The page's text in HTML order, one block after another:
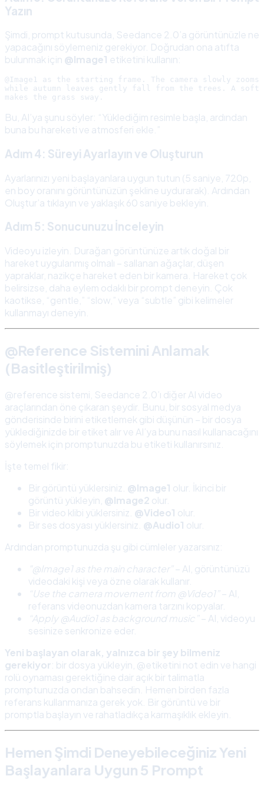
Yazın
Şimdi, prompt kutusunda, Seedance 2.0’a görüntünüzle ne
yapacağını söylemeniz gerekiyor. Doğrudan ona atıfta
bulunmak için @Image1 etiketini kullanın:
@Image1 as the starting frame. The camera slowly
while autumn leaves gently fall from the trees. A soft
Bu, AI’ya şunu söyler: “Yüklediğim resimle başla, ardından
buna bu hareketi ve atmosferi ekle.”
Adım 4: Süreyi Ayarlayın ve Oluşturun
Ayarlarınızı yeni başlayanlara uygun tutun (5 saniye, 720p,
en boy oranını görüntünüzün şekline uydurarak). Ardından
Oluştur’a tıklayın ve yaklaşık 60 saniye bekleyin.
Adım 5: Sonucunuzu İnceleyin
Videoyu izleyin. Durağan görüntünüze artık doğal bir
hareket uygulanmış olmalı – sallanan ağaçlar, düşen
yapraklar, nazikçe hareket eden bir kamera. Hareket çok
belirsizse, daha eylem odaklı bir prompt deneyin. Çok
kaotikse, “gentle,” “slow,” veya “subtle” gibi kelimeler
kullanmayı deneyin.
@Reference Sistemini Anlamak
(Basitleştirilmiş)
@reference sistemi, Seedance 2.0’ı diğer AI video
araçlarından öne çıkaran şeydir. Bunu, bir sosyal medya
gönderisinde birini etiketlemek gibi düşünün – bir dosya
yüklediğinizde bir etiket alır ve AI’ya bunu nasıl kullanacağını
söylemek için promptunuzda bu etiketi kullanırsınız.
İşte temel fikir:
Bir görüntü yüklersiniz. @Image1 olur. İkinci bir
görüntü yükleyin, @Image2 olur.
Bir video klibi yüklersiniz. @Video1 olur.
Bir ses dosyası yüklersiniz. @Audio1 olur.
Ardından promptunuzda şu gibi cümleler yazarsınız:
"@Image1 as the main character” – AI, görüntünüzü
videodaki kişi veya özne olarak kullanır.
“Use the camera movement from @Video1” – AI,
referans videonuzdan kamera tarzını kopyalar.
“Apply @Audio1 as background music” – AI, videoyu
sesinize senkronize eder.
Yeni başlayan olarak, yalnızca bir şey bilmeniz
gerekiyor: bir dosya yükleyin, @etiketini not edin ve hangi
rolü oynaması gerektiğine dair açık bir talimatla
promptunuzda ondan bahsedin. Hemen birden fazla
referans kullanmanıza gerek yok. Bir görüntü ve bir
promptla başlayın ve rahatladıkça karmaşıklık ekleyin.
Hemen Şimdi Deneyebileceğiniz Yeni
Başlayanlara Uygun 5 Prompt